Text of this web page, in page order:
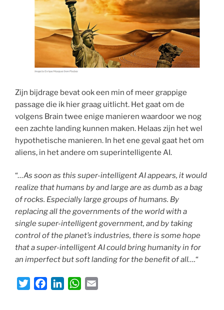
Zijn bijdrage bevat ook een min of meer grappige
passage die ik hier graag uitlicht. Het gaat om de
volgens Brain twee enige manieren waardoor we nog
een zachte landing kunnen maken. Helaas zijn het wel
hypothetische manieren. In het ene geval gaat het om
aliens, in het andere om superintelligente AI.
“…As soon as this super-intelligent AI appears, it would
realize that humans by and large are as dumb as a bag
of rocks. Especially large groups of humans. By
replacing all the governments of the world with a
single super-intelligent government, and by taking
control of the planet’s industries, there is some hope
that a super-intelligent AI could bring humanity in for
an imperfect but soft landing for the benefit of all….“
W